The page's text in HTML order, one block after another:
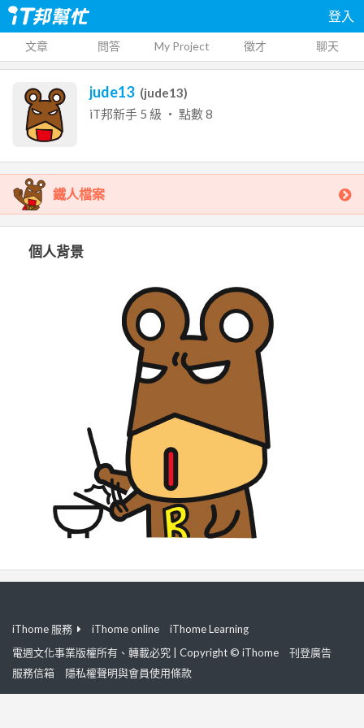
登入
文章 問答 My Project 徵才 聊天
jude13 (jude13)
iT邦新手 5 級 ‧ 點數8
鐵人檔案
個人背景
iThome 服務 iThome online
iThome Learning
電週文化事業版權所有、轉載必究 | Copyright © iThome
刊登廣告
服務信箱
隱私權聲明與會員使用條款